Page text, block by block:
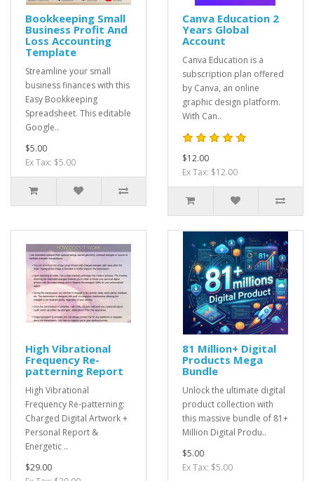
Bookkeeping Small
Business Profit And
Loss Accounting
Template
Streamline your small
business finances with this
Easy Bookkeeping
Spreadsheet. This editable
Google..
$5.00
Ex Tax: $5.00
Canva Education 2
Years Global
Account
Canva Education is a
subscription plan offered
by Canva, an online
graphic design platform.
With Can..
$12.00
Ex Tax: $12.00
High Vibrational
Frequency Re-
patterning Report
High Vibrational
Frequency Re-patterning:
Charged Digital Artwork +
Personal Report &
Energetic ..
$29.00
81 Million+ Digital
Products Mega
Bundle
Unlock the ultimate digital
product collection with
this massive bundle of 81+
Million Digital Produ..
$5.00
Ex Tax: $5.00